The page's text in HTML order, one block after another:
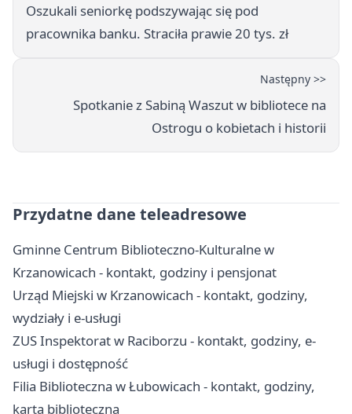
Oszukali seniorkę podszywając się pod
pracownika banku. Straciła prawie 20 tys. zł
Następny >>
Spotkanie z Sabiną Waszut w bibliotece na
Ostrogu o kobietach i historii
Przydatne dane teleadresowe
Gminne Centrum Biblioteczno-Kulturalne w
Krzanowicach - kontakt, godziny i pensjonat
Urząd Miejski w Krzanowicach - kontakt, godziny,
wydziały i e-usługi
ZUS Inspektorat w Raciborzu - kontakt, godziny, e-
usługi i dostępność
Filia Biblioteczna w Łubowicach - kontakt, godziny,
karta biblioteczna